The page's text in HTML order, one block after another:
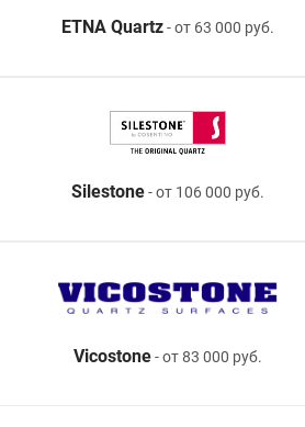
ETNA Quartz- от 63 000 руб.
Silestone- от 106 000 руб.
Vicostone- от 83 000 руб.